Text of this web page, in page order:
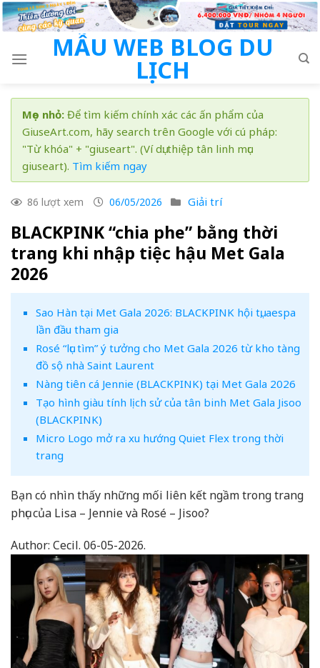
Skip
to
MẪU WEB BLOG DU
LỊCH
Mẹo nhỏ: Để tìm kiếm chính xác các ấn phẩm của
GiuseArt.com, hãy search trên Google với cú pháp:
"Từ khóa" + "giuseart". (Ví dụ: thiệp tân linh mục
giuseart). Tìm kiếm ngay
86 lượt xem 06/05/2026 Giải trí
BLACKPINK “chia phe” bằng thời
trang khi nhập tiệc hậu Met Gala
2026
Sao Hàn tại Met Gala 2026: BLACKPINK hội tụ, aespa
lần đầu tham gia
Rosé “lục tìm” ý tưởng cho Met Gala 2026 từ kho tàng
đồ sộ nhà Saint Laurent
Nàng tiên cá Jennie (BLACKPINK) tại Met Gala 2026
Tạo hình giàu tính lịch sử của tân binh Met Gala Jisoo
(BLACKPINK)
Micro Logo mở ra xu hướng Quiet Flex trong thời
trang
Bạn có nhìn thấy những mối liên kết ngầm trong trang
phục của Lisa – Jennie và Rosé – Jisoo?
Author: Cecil. 06-05-2026.